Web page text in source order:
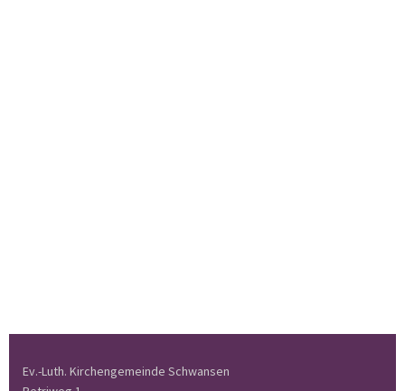
Ev.-Luth. Kirchengemeinde Schwansen